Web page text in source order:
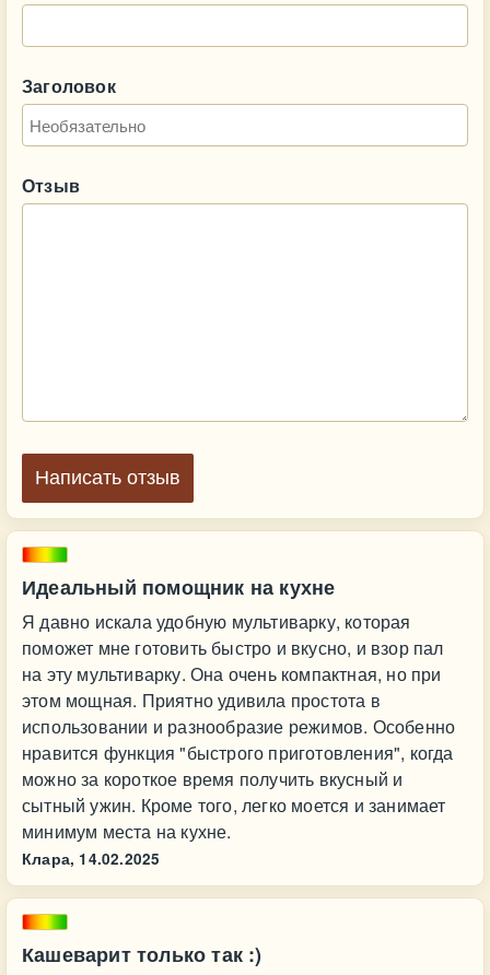
Идеальный помощник на кухне
Я давно искала удобную мультиварку, которая
поможет мне готовить быстро и вкусно, и взор пал
на эту мультиварку. Она очень компактная, но при
этом мощная. Приятно удивила простота в
использовании и разнообразие режимов. Особенно
нравится функция "быстрого приготовления", когда
можно за короткое время получить вкусный и
сытный ужин. Кроме того, легко моется и занимает
минимум места на кухне.
Клара, 14.02.2025
Кашеварит только так :)
Заголовок
Отзыв
Написать отзыв